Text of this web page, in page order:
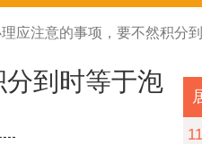
理应注意的事项，要不然积分
分到时等于泡